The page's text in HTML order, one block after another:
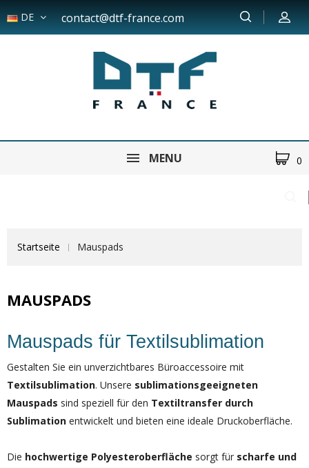
DE contact@dtf-france.com
MENU 0
Startseite Mauspads
MAUSPADS
Mauspads für Textilsublimation
Gestalten Sie ein unverzichtbares Büroaccessoire mit
Textilsublimation. Unsere sublimationsgeeigneten
Mauspads sind speziell für den Textiltransfer durch
Sublimation entwickelt und bieten eine ideale Druckoberfläche.
Die hochwertige Polyesteroberfläche sorgt für scharfe und